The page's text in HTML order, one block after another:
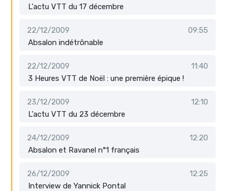
L'actu VTT du 17 décembre
22/12/2009
09:55
Absalon indétrônable
22/12/2009
11:40
3 Heures VTT de Noël : une première épique !
23/12/2009
12:10
L'actu VTT du 23 décembre
24/12/2009
12:20
Absalon et Ravanel n°1 français
26/12/2009
12:25
Interview de Yannick Pontal